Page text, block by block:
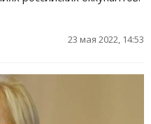
23 мая 2022, 14:53